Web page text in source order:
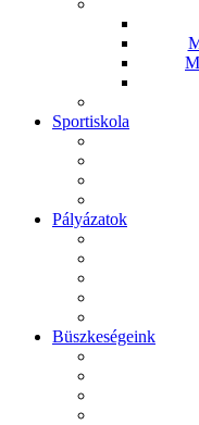
Sportiskola
Pályázatok
Büszkeségeink